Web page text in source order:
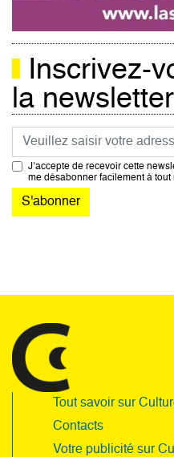
Inscrivez-
la newsletter
Courriel
J’accepte de recevoir cette
me désabonner facilement à tout
Tout savoir sur
Contacts
Votre publicité sur